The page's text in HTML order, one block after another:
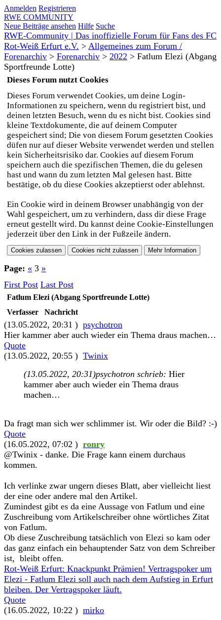
Anmelden Registrieren
RWE COMMUNITY
Neue Beiträge ansehen Hilfe Suche
RWE-Community | Das inoffizielle Forum für Fans des FC
Rot-Weiß Erfurt e.V. > Allgemeines zum Forum /
Forenarchiv > Forenarchiv > 2022 > Fatlum Elezi (Abgang
Sportfreunde Lotte)
Dieses Forum nutzt Cookies
Dieses Forum verwendet Cookies, um deine Login-
Informationen zu speichern, wenn du registriert bist, und
deinen letzten Besuch, wenn du es nicht bist. Cookies sind
kleine Textdokumente, die auf deinem Computer
gespeichert sind; Die von diesem Forum gesetzten Cookies
düfen nur auf dieser Website verwendet werden und stellen
kein Sicherheitsrisiko dar. Cookies auf diesem Forum
speichern auch die spezifischen Themen, die du gelesen
hast und wann du zum letzten Mal gelesen hast. Bitte
bestätige, ob du diese Cookies akzeptierst oder ablehnst.
Ein Cookie wird in deinem Browser unabhängig von der
Wahl gespeichert, um zu verhindern, dass dir diese Frage
erneut gestellt wird. Du kannst deine Cookie-Einstellungen
jederzeit über den Link in der Fußzeile ändern.
Page: « 3 »
First Post Last Post
Fatlum Elezi (Abgang Sportfreunde Lotte)
Verfasser
Nachricht
(13.05.2022, 20:31 ) psychotron
Hier kammer aber auch wieder ein Thema draus machen…
Quote
(13.05.2022, 20:55 ) Twinix
(13.05.2022, 20:31)psychotron schrieb: Hier
kammer aber auch wieder ein Thema draus
machen…
Da fragt man sich wer schlimmer ist. Wir oder die Bild? :-)
Quote
(16.05.2022, 07:02 ) ronry
@Twinix - danke. Die Frage kann einem durchaus
kommen.
Ich verlinke zwar ungern dieses Blatt, aber vielleicht liest
der eine oder andere mal den Artikel.
Zumindest gibt es da eine Aussage von Fatlum und eine
Zuschreibung vom Artikelschreiber ohne wörtliches Zitat
von Fatlum.
Ob diese Zuschreibung tatsächlich von Elezi so kam oder
das ganz einfach ein behauptender Satz von dem Schreiber
ist, bleibt offen.
Rot-Weiß Erfurt: Knackpunkt Prämien! Vertragspoker um
Elezi - Fatlum Elezi soll auch nach dem Aufstieg in Erfurt
bleiben. Der Vertragspoker läuft.
Quote
(16.05.2022, 10:22 ) mirko